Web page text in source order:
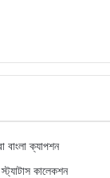
বাংলা ক্যাপশন
কালেকশন